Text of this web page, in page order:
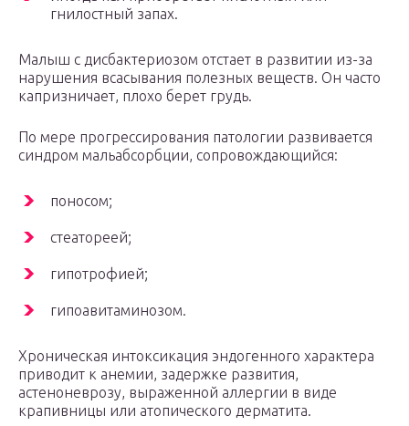
гнилостный запах.
Малыш с дисбактериозом отстает в развитии из-за
нарушения всасывания полезных веществ. Он часто
капризничает, плохо берет грудь.
По мере прогрессирования патологии развивается
синдром мальабсорбции, сопровождающийся:
поносом;
стеатореей;
гипотрофией;
гипоавитаминозом.
Хроническая интоксикация эндогенного характера
приводит к анемии, задержке развития,
астеноневрозу, выраженной аллергии в виде
крапивницы или атопического дерматита.